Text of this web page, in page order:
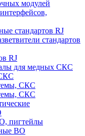
модулей
стандартов RJ
стандартов
RJ
для медных СКС
СКС
СКС
пигтейлы
ВО